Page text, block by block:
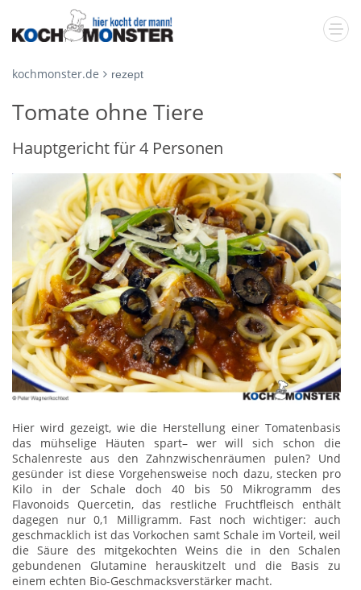
kochmonster.de rezept
Tomate ohne Tiere
Hauptgericht für 4 Personen
Hier wird gezeigt, wie die Herstellung einer Tomatenbasis
das mühselige Häuten spart– wer will sich schon die
Schalenreste aus den Zahnzwischenräumen pulen? Und
gesünder ist diese Vorgehensweise noch dazu, stecken pro
Kilo in der Schale doch 40 bis 50 Mikrogramm des
Flavonoids Quercetin, das restliche Fruchtfleisch enthält
dagegen nur 0,1 Milligramm. Fast noch wichtiger: auch
geschmacklich ist das Vorkochen samt Schale im Vorteil, weil
die Säure des mitgekochten Weins die in den Schalen
gebundenen Glutamine herauskitzelt und die Basis zu
einem echten Bio-Geschmacksverstärker macht.